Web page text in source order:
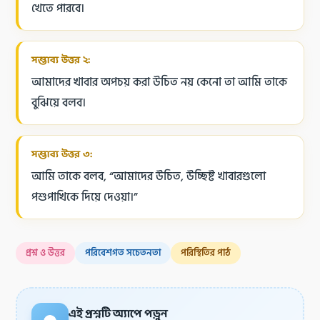
খেতে পারবে।
সম্ভাব্য উত্তর ২:
আমাদের খাবার অপচয় করা উচিত নয় কেনো তা আমি তাকে
বুঝিয়ে বলব।
সম্ভাব্য উত্তর ৩:
আমি তাকে বলব, “আমাদের উচিত, উচ্ছিষ্ট খাবারগুলো
পশুপাখিকে দিয়ে দেওয়া।”
প্রশ্ন ও উত্তর পরিবেশগত সচেতনতা পরিস্থিতির পাঠ
এই প্রশ্নটি অ্যাপে পড়ুন